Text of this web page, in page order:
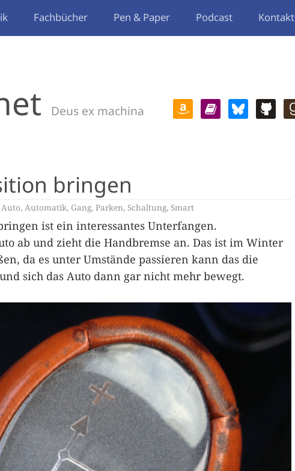
Fachbücher Pen & Paper Podcast Kontakt
Deus ex machina
bringen
Auto, Automatik, Gang, Parken, Schaltung, Smart
ist ein interessantes Unterfangen.
ab und zieht die Handbremse an. Das ist im Winter
da es unter Umstände passieren kann das die
sich das Auto dann gar nicht mehr bewegt.